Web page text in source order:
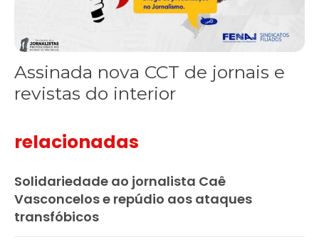
Assinada nova CCT de jornais e
revistas do interior
relacionadas
Solidariedade ao jornalista Caê
Vasconcelos e repúdio aos ataques
transfóbicos